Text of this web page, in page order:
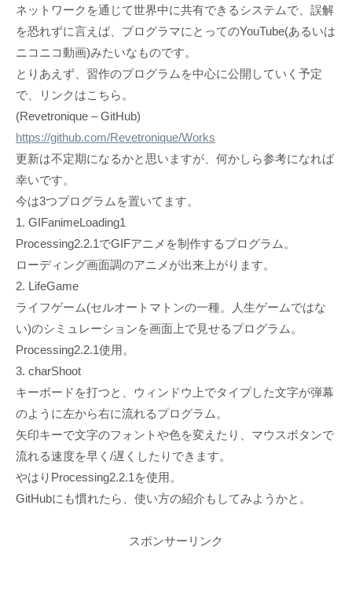
ネットワークを通じて世界中に共有できるシステムで、誤解
を恐れずに言えば、プログラマにとってのYouTube(あるいは
ニコニコ動画)みたいなものです。
とりあえず、習作のプログラムを中心に公開していく予定
で、リンクはこちら。
(Revetronique – GitHub)
https://github.com/Revetronique/Works
更新は不定期になるかと思いますが、何かしら参考になれば
幸いです。
今は3つプログラムを置いてます。
1. GIFanimeLoading1
Processing2.2.1でGIFアニメを制作するプログラム。
ローディング画面調のアニメが出来上がります。
2. LifeGame
ライフゲーム(セルオートマトンの一種。人生ゲームではな
い)のシミュレーションを画面上で見せるプログラム。
Processing2.2.1使用。
3. charShoot
キーボードを打つと、ウィンドウ上でタイプした文字が弾幕
のように左から右に流れるプログラム。
矢印キーで文字のフォントや色を変えたり、マウスボタンで
流れる速度を早く/遅くしたりできます。
やはりProcessing2.2.1を使用。
GitHubにも慣れたら、使い方の紹介もしてみようかと。
スポンサーリンク